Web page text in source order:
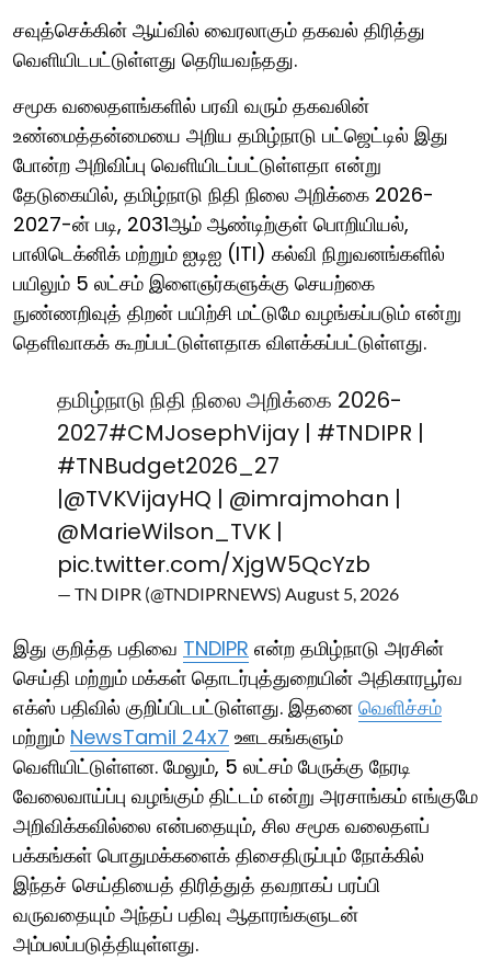
சவுத்செக்கின் ஆய்வில் வைரலாகும் தகவல் திரித்து
வெளியிடபட்டுள்ளது தெரியவந்தது.
சமூக வலைதளங்களில் பரவி வரும் தகவலின்
உண்மைத்தன்மையை அறிய தமிழ்நாடு பட்ஜெட்டில் இது
போன்ற அறிவிப்பு வெளியிடப்பட்டுள்ளதா என்று
தேடுகையில், தமிழ்நாடு நிதி நிலை அறிக்கை 2026-
2027-ன் படி, 2031ஆம் ஆண்டிற்குள் பொறியியல்,
பாலிடெக்னிக் மற்றும் ஐடிஐ (ITI) கல்வி நிறுவனங்களில்
பயிலும் 5 லட்சம் இளைஞர்களுக்கு செயற்கை
நுண்ணறிவுத் திறன் பயிற்சி மட்டுமே வழங்கப்படும் என்று
தெளிவாகக் கூறப்பட்டுள்ளதாக விளக்கப்பட்டுள்ளது.
தமிழ்நாடு நிதி நிலை அறிக்கை 2026-
2027#CMJosephVijay | #TNDIPR |
#TNBudget2026_27
|@TVKVijayHQ | @imrajmohan |
@MarieWilson_TVK |
pic.twitter.com/XjgW5QcYzb
— TN DIPR (@TNDIPRNEWS) August 5, 2026
இது குறித்த பதிவை TNDIPR என்ற தமிழ்நாடு அரசின்
செய்தி மற்றும் மக்கள் தொடர்புத்துறையின் அதிகாரபூர்வ
எக்ஸ் பதிவில் குறிப்பிடபட்டுள்ளது. இதனை வெளிச்சம்
மற்றும் NewsTamil 24x7 ஊடகங்களும்
வெளியிட்டுள்ளன. மேலும், 5 லட்சம் பேருக்கு நேரடி
வேலைவாய்ப்பு வழங்கும் திட்டம் என்று அரசாங்கம் எங்குமே
அறிவிக்கவில்லை என்பதையும், சில சமூக வலைதளப்
பக்கங்கள் பொதுமக்களைக் திசைதிருப்பும் நோக்கில்
இந்தச் செய்தியைத் திரித்துத் தவறாகப் பரப்பி
வருவதையும் அந்தப் பதிவு ஆதாரங்களுடன்
அம்பலப்படுத்தியுள்ளது.